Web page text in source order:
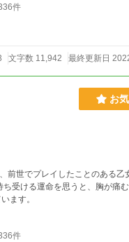
件
文字数 11,942 最終更新日
お
前世でプレイしたことのある乙
受ける運命を思うと、胸が痛
しています。
件